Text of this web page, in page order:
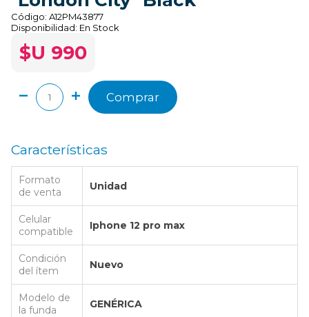
Código: A12PM43877
Disponibilidad: En Stock
$U 990
Comprar
Características
Formato
de venta
Unidad
Celular
compatible
Iphone 12 pro max
Condición
del ítem
Nuevo
Modelo de
la funda
GENÉRICA